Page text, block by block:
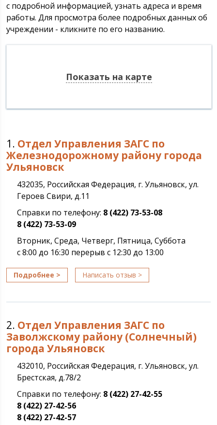
с подробной информацией, узнать адреса и время
работы. Для просмотра более подробных данных об
учреждении - кликните по его названию.
Показать на карте
1. Отдел Управления ЗАГС по
Железнодорожному району города
Ульяновск
432035, Российская Федерация, г. Ульяновск, ул.
Героев Свири, д.11
Справки по телефону: 8 (422) 73-53-08
8 (422) 73-53-09
Вторник, Среда, Четверг, Пятница, Суббота
с 8:00 до 16:30 перерыв с 12:30 до 13:00
Подробнее > Написать отзыв >
2. Отдел Управления ЗАГС по
Заволжскому району (Солнечный)
города Ульяновск
432010, Российская Федерация, г. Ульяновск, ул.
Брестская, д.78/2
Справки по телефону: 8 (422) 27-42-55
8 (422) 27-42-56
8 (422) 27-42-57